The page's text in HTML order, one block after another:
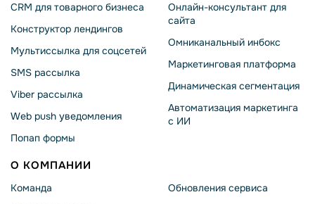
CRM для товарного бизнеса
Конструктор лендингов
Мультиссылка для соцсетей
SMS рассылка
Viber рассылка
Web push уведомления
Попап формы
Онлайн-консультант для
сайта
Омниканальный инбокс
Маркетинговая платформа
Динамическая сегментация
Автоматизация маркетинга
с ИИ
О КОМПАНИИ
Команда
Обновления сервиса